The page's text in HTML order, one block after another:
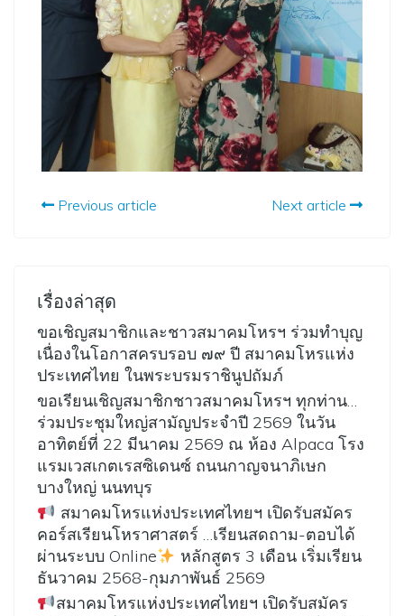
Previous article Next article
เรื่องล่าสุด
ขอเชิญสมาชิกและชาวสมาคมโหรฯ ร่วมทำบุญ
เนื่องในโอกาสครบรอบ ๗๙ ปี สมาคมโหรแห่ง
ประเทศไทย ในพระบรมราชินูปถัมภ์
ขอเรียนเชิญสมาชิกชาวสมาคมโหรฯ ทุกท่าน…
ร่วมประชุมใหญ่สามัญประจำปี 2569 ในวัน
อาทิตย์ที่ 22 มีนาคม 2569 ณ ห้อง Alpaca โรง
แรมเวสเกตเรสซิเดนซ์ ถนนกาญจนาภิเษก
บางใหญ่ นนทบุร
สมาคมโหรแห่งประเทศไทยฯ เปิดรับสมัคร
คอร์สเรียนโหราศาสตร์ …เรียนสดถาม-ตอบได้
ผ่านระบบ Online
หลักสูตร 3 เดือน เริ่มเรียน
ธันวาคม 2568-กุมภาพันธ์ 2569
สมาคมโหรแห่งประเทศไทยฯ เปิดรับสมัคร